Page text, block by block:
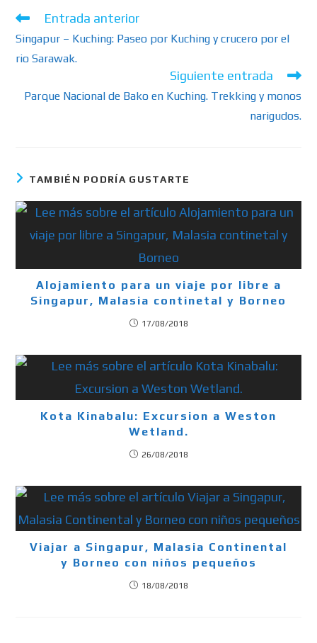
Entrada anterior
Singapur – Kuching: Paseo por Kuching y crucero por el
rio Sarawak.
Siguiente entrada
Parque Nacional de Bako en Kuching. Trekking y monos
narigudos.
TAMBIÉN PODRÍA GUSTARTE
Alojamiento para un viaje por libre a
Singapur, Malasia continetal y Borneo
17/08/2018
Kota Kinabalu: Excursion a Weston
Wetland.
26/08/2018
Viajar a Singapur, Malasia Continental
y Borneo con niños pequeños
18/08/2018